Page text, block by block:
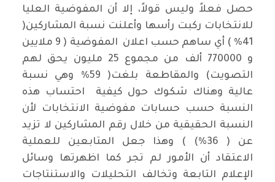
حصل فعلاً وليس قولاً، إلا أن المفوضية العليا
للانتخابات ركبت رأسها وأعلنت نسبة المشاركين(
41% ) أي ساهم حسب اعلان المفوضية ( 9 ملايين
و 770000 ألف من مجموع 25 مليون يحق لهم
التصويت) والمقاطعة بلغت( 59% وهي نسبة
عالية وهناك شكوك حول كيفية احتساب هذه
النسبة حسب حسابات مفوضية الانتخابات لأن
النسبة الحقيقية من خلال رقم المشاركين لا تزيد
عن ( 36%) ) وهذا جعل المتابعين للعملية
الاعتقاد أن الأمور لم تجر كما اظهرتها وسائل
الإعلام التابعة وتخالف التحليلات والاستنتاجات